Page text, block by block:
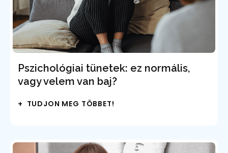
Pszichológiai tünetek: ez normális,
vagy velem van baj?
+ TUDJON MEG TÖBBET!